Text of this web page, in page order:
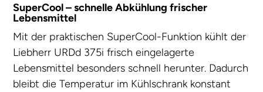
SuperCool – schnelle Abkühlung frischer
Lebensmittel
Mit der praktischen SuperCool-Funktion kühlt der
Liebherr URDd 375i frisch eingelagerte
Lebensmittel besonders schnell herunter. Dadurch
bleibt die Temperatur im Kühlschrank konstant